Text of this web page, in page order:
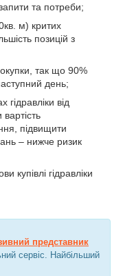
та потреби;
м) критих
позицій з
так що 90%
день;
від
підвищити
– нижче ризик
купівлі гідравліки
представник
сервіс. Найбільший